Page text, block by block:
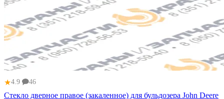
★4.9 46
Стекло дверное правое (закаленное) для бульдозера John Deere